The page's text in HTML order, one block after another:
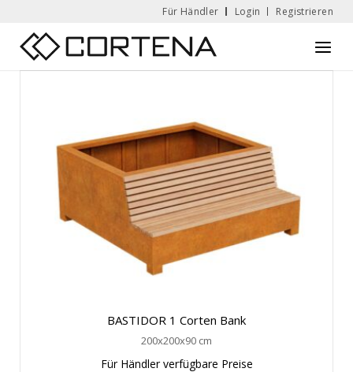
content
Für Händler Login Registrieren
Home Menu
BASTIDOR 1 Corten Bank
200x200x90 cm
Für Händler verfügbare Preise